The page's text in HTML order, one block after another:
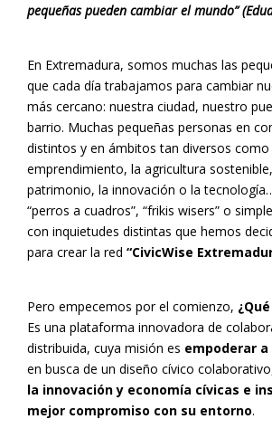
pequeñas pueden cambiar el mundo”
En Extremadura, somos muchas las
que cada día trabajamos para cambiar
más cercano: nuestra ciudad, nuestro
barrio. Muchas pequeñas personas en
distintos y en ámbitos tan diversos como
emprendimiento, la agricultura
patrimonio, la innovación o la
“perros a cuadros”, “frikis wisers” o
con inquietudes distintas que hemos
para crear la red“CivicWise
Pero empecemos por el comienzo,
Es una plataforma innovadora de
distribuida, cuya misión es empoderar
en busca de un diseño cívico
la innovación y economía cívicas e
mejor compromiso con su entorno.